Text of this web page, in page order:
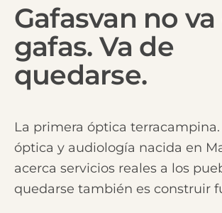
Gafasvan no va
gafas. Va de
quedarse.
La primera óptica
óptica y audiología nacida en
acerca servicios reales a los
quedarse también es construir